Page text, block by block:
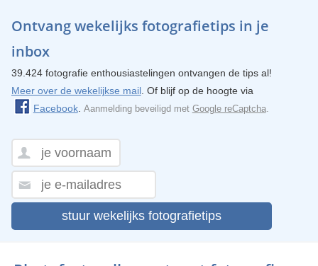
Ontvang wekelijks fotografietips in je
inbox
39.424 fotografie enthousiastelingen ontvangen de tips al!
Meer over de wekelijkse mail. Of blijf op de hoogte via
Facebook. Aanmelding beveiligd met Google reCaptcha.
stuur wekelijks fotografietips